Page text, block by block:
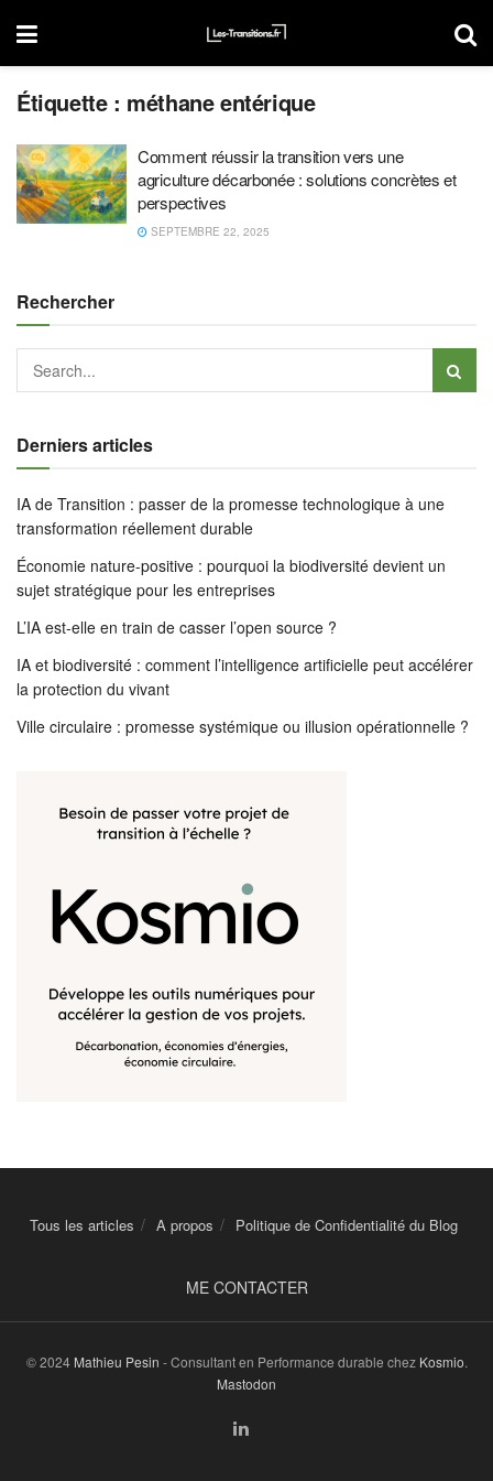
Étiquette : méthane entérique
Comment réussir la transition vers une
agriculture décarbonée : solutions concrètes et
perspectives
SEPTEMBRE 22, 2025
Rechercher
Derniers articles
IA de Transition : passer de la promesse technologique à une
transformation réellement durable
Économie nature-positive : pourquoi la biodiversité devient un
sujet stratégique pour les entreprises
L’IA est-elle en train de casser l’open source ?
IA et biodiversité : comment l’intelligence artificielle peut accélérer
la protection du vivant
Ville circulaire : promesse systémique ou illusion opérationnelle ?
Tous les articles A propos Politique de Confidentialité du Blog
ME CONTACTER
© 2024 Mathieu Pesin - Consultant en Performance durable chez Kosmio.
Mastodon